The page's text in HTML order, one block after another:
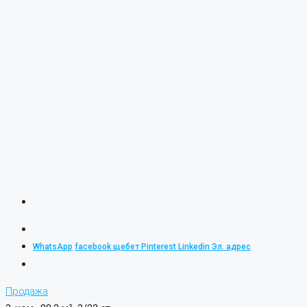
WhatsApp facebook щебет Pinterest Linkedin Эл. адрес
Продажа